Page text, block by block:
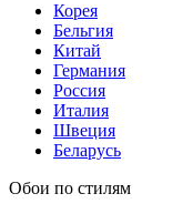
Корея
Бельгия
Китай
Германия
Россия
Италия
Швеция
Беларусь
Обои по стилям